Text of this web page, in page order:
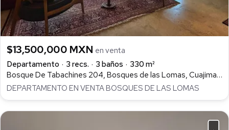
$13,500,000 MXN en venta
Departamento
3 recs. 3 baños
330 m²
Bosque De Tabachines 204, Bosques de las Lomas, Cuajimalpa de Morelos
DEPARTAMENTO EN VENTA BOSQUES DE LAS LOMAS